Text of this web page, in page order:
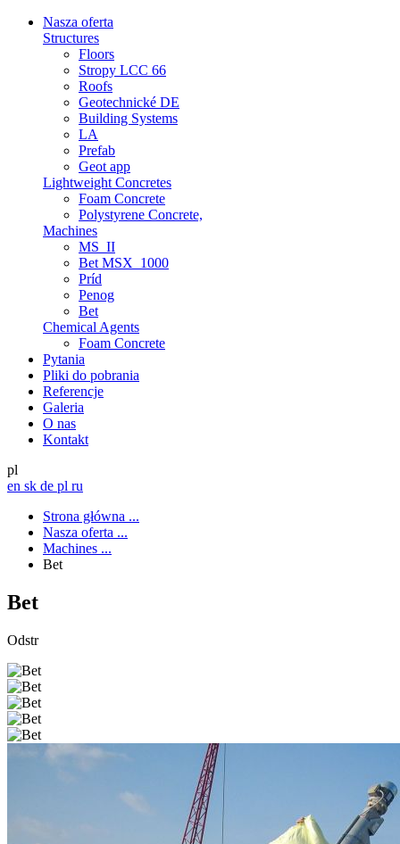
Nasza oferta
Structures
Floors
Stropy LCC 66
Roofs
Geotechnické DE
Building Systems
LA
Prefab
Geot app
Lightweight Concretes
Foam Concrete
Polystyrene Concrete,
Machines
MS_II
Bet MSX_1000
Príd
Penog
Bet
Chemical Agents
Foam Concrete
Pytania
Pliki do pobrania
Referencje
Galeria
O nas
Kontakt
pl
en sk de pl ru
Strona główna ...
Nasza oferta ...
Machines ...
Bet
Bet
Odstr